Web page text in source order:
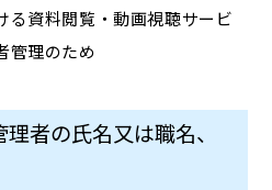
る資料閲覧・動画視聴サービ
管理のため
者の氏名又は職名、